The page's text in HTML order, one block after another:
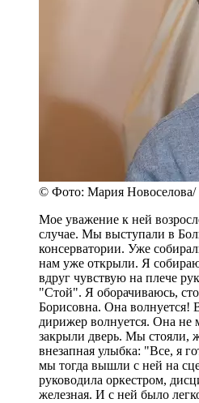
© Фото: Мария Новоселова/
Мое уважение к ней
случае. Мы выступали в
консерватории. Уже
нам уже открыли. Я
вдруг чувствую на плече
"Стой". Я оборачиваюсь,
Борисовна. Она волнуется!
дирижер волнуется. Она не
закрыли дверь. Мы стояли,
внезапная улыбка: "Все, я
мы тогда вышли с ней на
руководила оркестром,
железная. И с ней было